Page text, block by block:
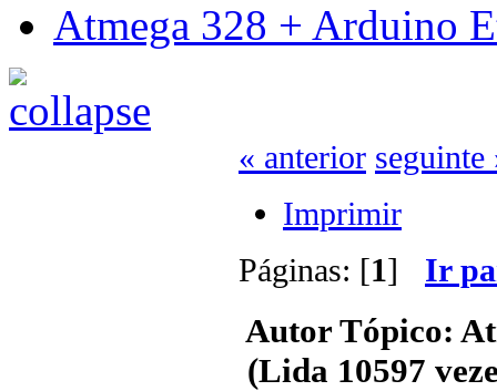
Atmega 328 + Arduino
« anterior seguinte
Imprimir
Páginas: [1] Ir
AutorTópico:
(Lida 10597